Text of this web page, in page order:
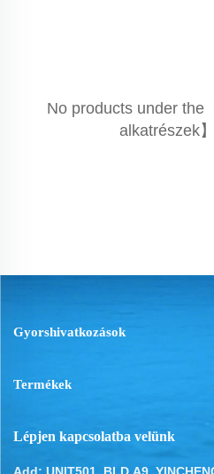
No products under the
alkatrészek
Gyorshivatkozások
Termékek
Lépjen kapcsolatba velünk